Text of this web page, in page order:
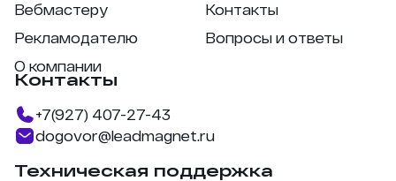
Вебмастеру
Рекламодателю
О компании
Контакты
Вопросы и ответы
Контакты
+7(927) 407-27-43
dogovor@leadmagnet.ru
Техническая поддержка